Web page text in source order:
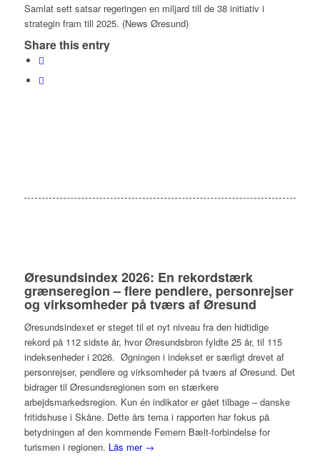
Samlat sett satsar regeringen en miljard till de 38 initiativ i
strategin fram till 2025. (News Øresund)
Share this entry
Øresundsindex 2026: En rekordstærk
grænseregion – flere pendlere, personrejser
og virksomheder på tværs af Øresund
Øresundsindexet er steget til et nyt niveau fra den hidtidige
rekord på 112 sidste år, hvor Øresundsbron fyldte 25 år, til 115
indeksenheder i 2026. Øgningen i indekset er særligt drevet af
personrejser, pendlere og virksomheder på tværs af Øresund. Det
bidrager til Øresundsregionen som en stærkere
arbejdsmarkedsregion. Kun én indikator er gået tilbage – danske
fritidshuse i Skåne. Dette års tema i rapporten har fokus på
betydningen af den kommende Femern Bælt-forbindelse for
turismen i regionen. Läs mer →